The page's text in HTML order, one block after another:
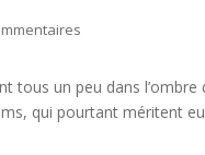
tous un peu dans
qui pourtant méritent